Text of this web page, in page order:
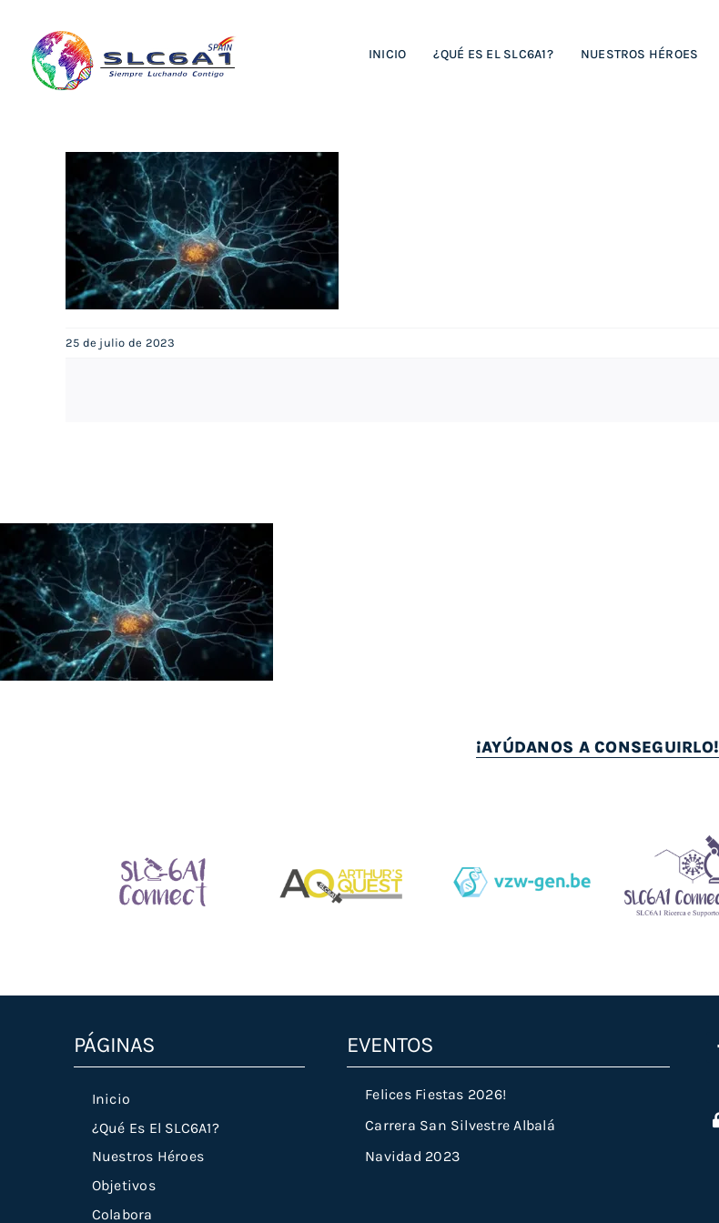
contenido
INICIO ¿QUÉ ES EL SLC6A1? NUESTROS HÉROES
25 de julio de 2023
¡AYÚDANOS A CONSEGUIRLO!
PÁGINAS
Inicio
¿Qué Es El SLC6A1?
Nuestros Héroes
Objetivos
Colabora
EVENTOS
Felices Fiestas 2026!
Carrera San Silvestre Albalá
Navidad 2023